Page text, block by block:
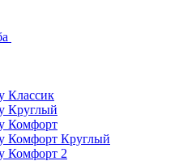
Классик
Круглый
Комфорт
Комфорт Круглый
Комфорт 2